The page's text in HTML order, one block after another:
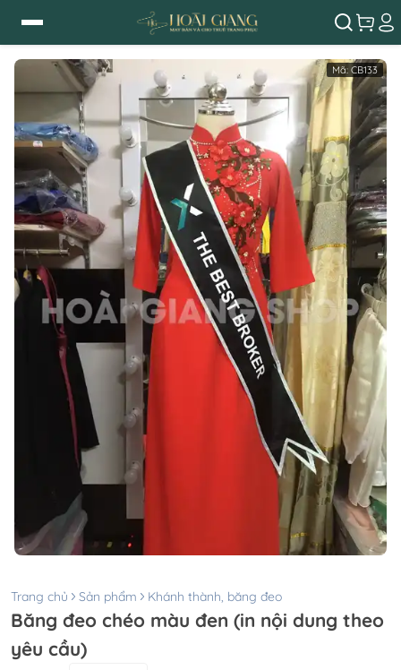
Mã: CB133
Trang chủ Sản phẩm Khánh thành, băng đeo
Băng đeo chéo màu đen (in nội dung theo
yêu cầu)